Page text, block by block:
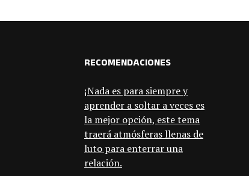
RECOMENDACIONES
¡Nada es para siempre y
aprender a soltar a veces es
la mejor opción, este tema
traerá atmósferas llenas de
luto para enterrar una
relación.